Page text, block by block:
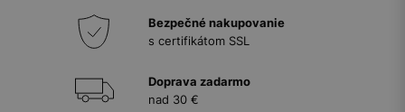
Bezpečné nakupovanie
s certifikátom SSL
Doprava zadarmo
nad 30 €